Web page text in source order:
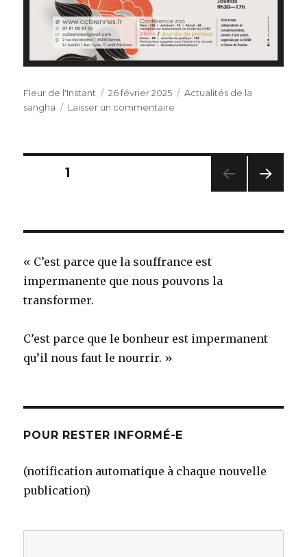
Auteur
Fleur de l'Instant
Publié
le
26 février 2025 Catégories
Actualités de la
sangha
Laisser un commentaire
Navigation
articles
PAGE1
ANT
« C’est parce que la souffrance est
impermanente que nous pouvons la
transformer.
C’est parce que le bonheur est impermanent
qu’il nous faut le nourrir. »
POUR RESTER INFORMÉ-E
(notification automatique à chaque nouvelle
publication)